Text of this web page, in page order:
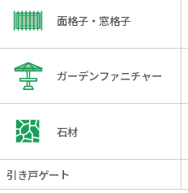
面格子・窓格子
ガーデンファニチャー
石材
引き戸ゲート